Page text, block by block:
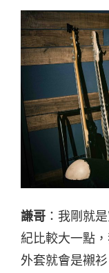
謙哥 ：我剛就
紀比較大一點
外套就會是襯